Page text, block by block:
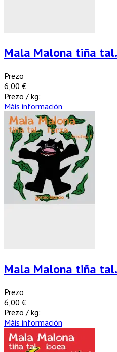
Mala Malona tiña
Prezo
6,00 €
Prezo / kg:
Máis información
Mala Malona tiña
Prezo
6,00 €
Prezo / kg:
Máis información